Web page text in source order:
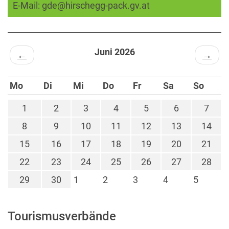
E-Mail: gde@hirschegg-pack.gv.at
← Juni 2026 →
Mo Di Mi Do Fr Sa So
1 2 3 4 5 6
7
8
9 10 11 12 13
14
15
16 17 18 19 20
21
22
23 24 25 26 27
28
29
30 1 2 3 4 5
Tourismusverbände